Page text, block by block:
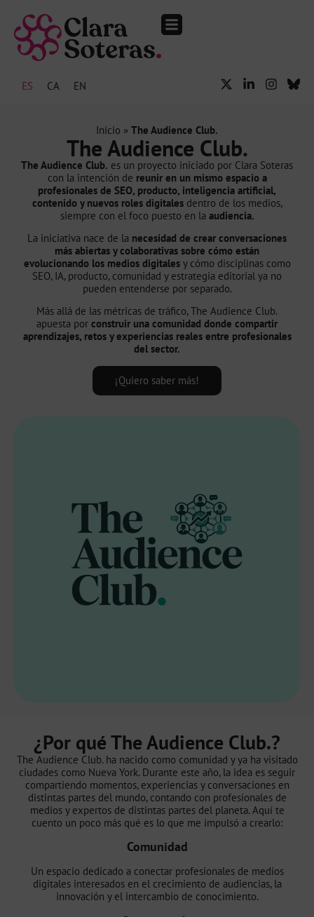
ES CA EN
Inicio » The Audience Club.
The Audience Club.
The Audience Club. es un proyecto iniciado por Clara Soteras
con la intención de reunir en un mismo espacio a
profesionales de SEO, producto, inteligencia artificial,
contenido y nuevos roles digitalesdentro de los medios,
siempre con el foco puesto en la audiencia.
La iniciativa nace de la necesidad de crear conversaciones
más abiertas y colaborativas sobre cómo están
evolucionando los medios digitalesy cómo disciplinas como
SEO, IA, producto, comunidad y estrategia editorial ya no
pueden entenderse por separado.
Más allá de las métricas de tráfico, The Audience Club.
apuesta por construir una comunidad donde compartir
aprendizajes, retos y experiencias reales entre profesionales
del sector.
¡Quiero saber más!
¿Por qué The Audience Club.?
The Audience Club. ha nacido como comunidad y ya ha visitado
ciudades como Nueva York. Durante este año, la idea es seguir
compartiendo momentos, experiencias y conversaciones en
distintas partes del mundo, contando con profesionales de
medios y expertos de distintas partes del planeta. Aquí te
cuento un poco más qué es lo que me impulsó a crearlo:
Comunidad
Un espacio dedicado a conectar profesionales de medios
digitales interesados en el crecimiento de audiencias, la
innovación y el intercambio de conocimiento.